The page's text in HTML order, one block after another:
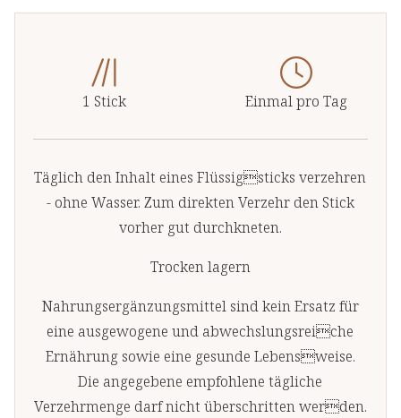
1 Stick Einmal pro Tag
Täglich den Inhalt eines Flüssigsticks verzehren
- ohne Wasser. Zum direkten Verzehr den Stick
vorher gut durchkneten.
Trocken lagern
Nahrungsergänzungsmittel sind kein Ersatz für
eine ausgewogene und abwechslungsreiche
Ernährung sowie eine gesunde Lebensweise.
Die angegebene empfohlene tägliche
Verzehrmenge darf nicht überschritten werden.